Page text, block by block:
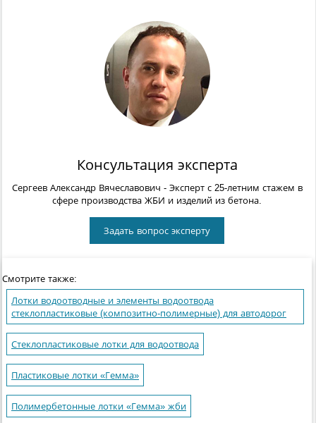
Консультация эксперта
Сергеев Александр Вячеславович - Эксперт с 25-летним стажем в
сфере производства ЖБИ и изделий из бетона.
Задать вопрос эксперту
Смотрите также:
Лотки водоотводные и элементы водоотвода
стеклопластиковые (композитно-полимерные) для автодорог
Стеклопластиковые лотки для водоотвода
Пластиковые лотки «Гемма»
Полимербетонные лотки «Гемма» жби